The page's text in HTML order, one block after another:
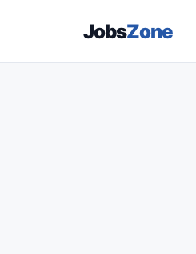
JobsZone